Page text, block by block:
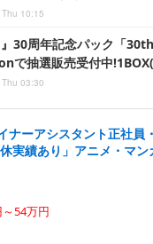
10:15
』30周年記念パック「
で抽選販売受付中
03:30
ナーアシスタント正社員
実績あり」アニメ・マン
54万円